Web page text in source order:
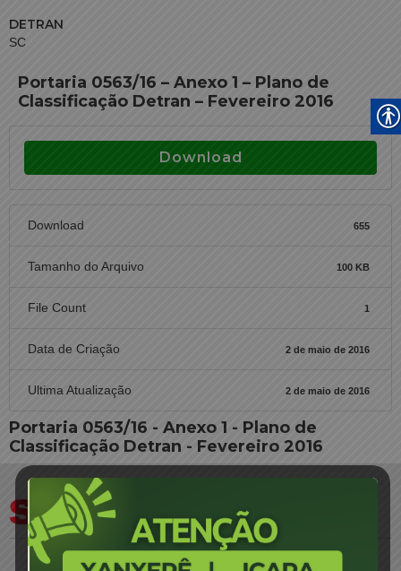
DETRAN
SC
Portaria 0563/16 – Anexo 1 – Plano de
Classificação Detran – Fevereiro 2016
Download
Download 655
Tamanho do Arquivo 100 KB
File Count 1
Data de Criação 2 de maio de 2016
Ultima Atualização 2 de maio de 2016
Portaria 0563/16 - Anexo 1 - Plano de
Classificação Detran - Fevereiro 2016